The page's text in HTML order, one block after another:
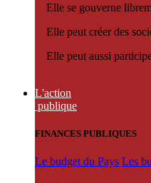
Elle se gouverne
Elle peut créer des
Elle peut aussi
L'action
publique
FINANCES PUBLIQUES
Le budget du Pays Les